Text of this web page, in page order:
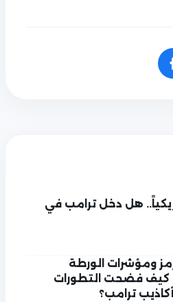
هل دخل ترامب في
ومؤشرات الورطة
كيف فضحت التطورات
أكاذيب ترامب؟